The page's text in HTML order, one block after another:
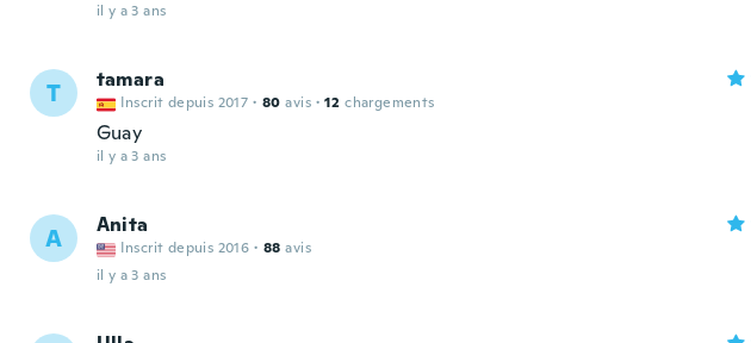
il y a 3 ans
T tamara
Inscrit depuis 2017 · 80 avis · 12 chargements
Guay
il y a 3 ans
A Anita
Inscrit depuis 2016 · 88 avis
il y a 3 ans